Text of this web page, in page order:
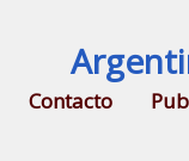
Contacto